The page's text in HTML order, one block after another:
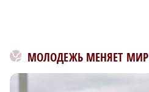
МОЛОДЕЖЬ МЕНЯЕТ МИР